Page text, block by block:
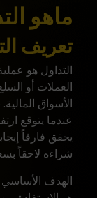
ماهو
تعريف
التداول هو
العملات أو
الأسواق
عندما يتوقع
يحقق فارقاً
شراءه لاحقاً
الهدف الأساسي